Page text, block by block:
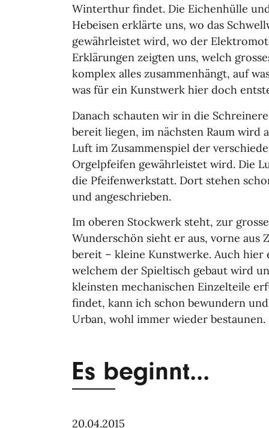
Winterthur findet. Die Eichenhülle
Hebeisen erklärte uns, wo das
gewährleistet wird, wo der
Erklärungen zeigten uns, welch
komplex alles zusammenhängt, auf
was für ein Kunstwerk hier doch
Danach schauten wir in die
bereit liegen, im nächsten Raum wird
Luft im Zusammenspiel der
Orgelpfeifen gewährleistet wird. Die
die Pfeifenwerkstatt. Dort stehen
und angeschrieben.
Im oberen Stockwerk steht, zur
Wunderschön sieht er aus, vorne aus
bereit – kleine Kunstwerke. Auch
welchem der Spieltisch gebaut wird
kleinsten mechanischen Einzelteile
findet, kann ich schon bewundern
Urban, wohl immer wieder bestaunen.
Es beginnt...
20.04.2015